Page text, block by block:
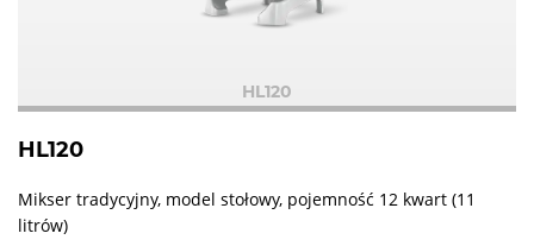
HL120
HL120
Mikser tradycyjny, model stołowy, pojemność 12 kwart (11
litrów)